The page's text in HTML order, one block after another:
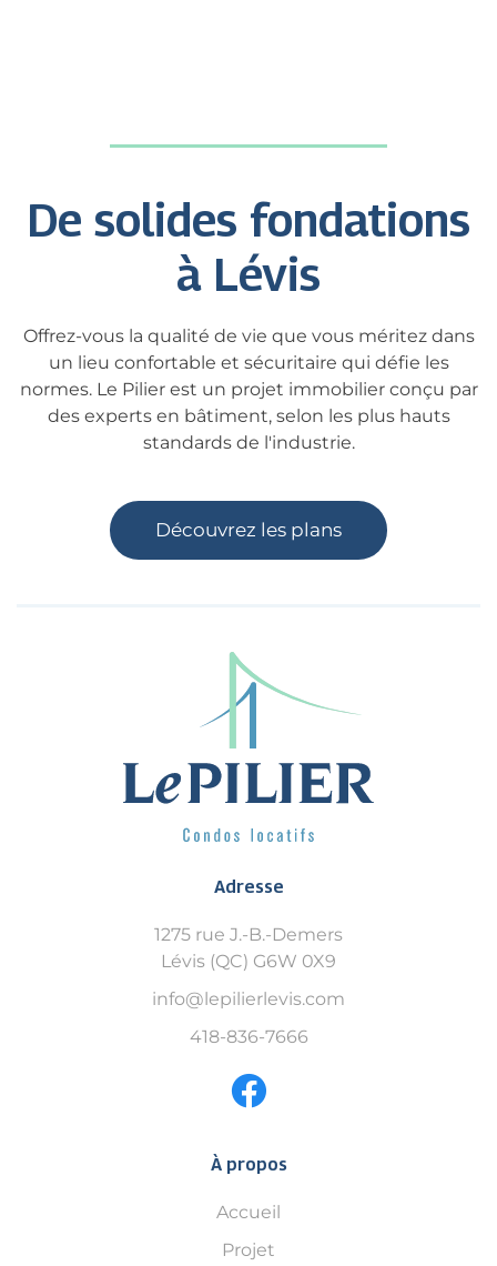
De solides fondations
à Lévis
Offrez-vous la qualité de vie que vous méritez dans
un lieu confortable et sécuritaire qui défie les
normes. Le Pilier est un projet immobilier conçu par
des experts en bâtiment, selon les plus hauts
standards de l'industrie.
Découvrez les plans
Adresse
1275 rue J.-B.-Demers
Lévis (QC) G6W 0X9
info@lepilierlevis.com
418-836-7666
À propos
Accueil
Projet